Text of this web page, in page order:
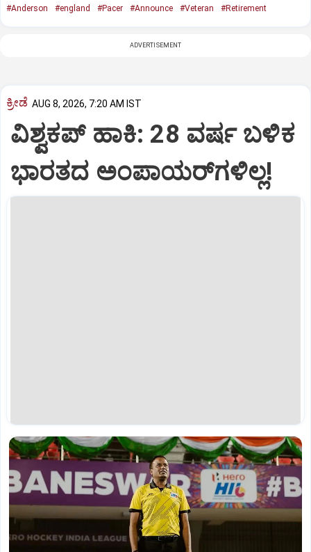
#Anderson #england #Pacer #Announce #Veteran #Retirement
ADVERTISEMENT
ಕ್ರೀಡೆ AUG 8, 2026, 7:20 AM IST
ವಿಶ್ವಕಪ್‌ ಹಾಕಿ: 28 ವರ್ಷ ಬಳಿಕ
ಭಾರತದ ಅಂಪಾಯರ್‌ಗಳಿಲ್ಲ!